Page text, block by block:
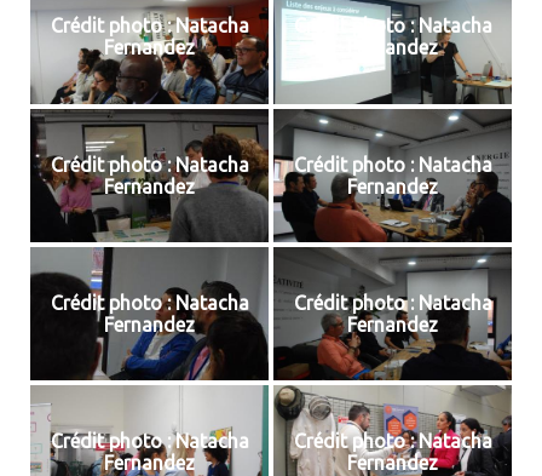
Crédit photo : Natacha
Fernandez
Crédit photo : Natacha
Fernandez
Crédit photo : Natacha
Fernandez
Crédit photo : Natacha
Fernandez
Crédit photo : Natacha
Fernandez
Crédit photo : Natacha
Fernandez
Crédit photo : Natacha
Fernandez
Crédit photo : Natacha
Fernandez